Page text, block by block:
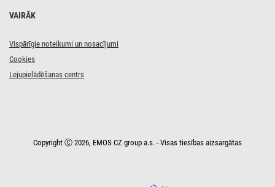
VAIRĀK
Vispārīgie noteikumi un nosacījumi
Cookies
Lejupielādēšanas centrs
Copyright Ⓒ 2026, EMOS CZ group a.s. - Visas tiesības aizsargātas